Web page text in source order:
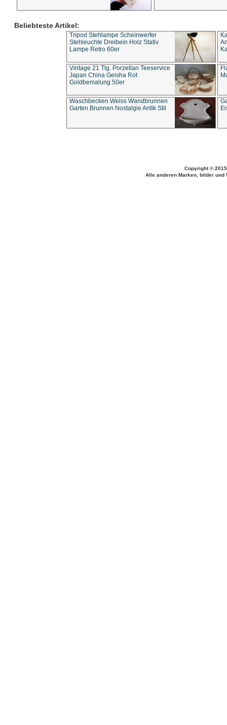
Beliebteste Artikel:
Tripod Stehlampe Scheinwerfer
Stehleuchte Dreibein Holz Stativ
Lampe Retro 60er
Vintage 21 Tlg. Porzellan Teeservice
Japan China Geisha Rot
Goldbemalung 50er
Waschbecken Weiss Wandbrunnen
Garten Brunnen Nostalgie Antik Stil
Copyright ©
Alle anderen Marken, bilder und